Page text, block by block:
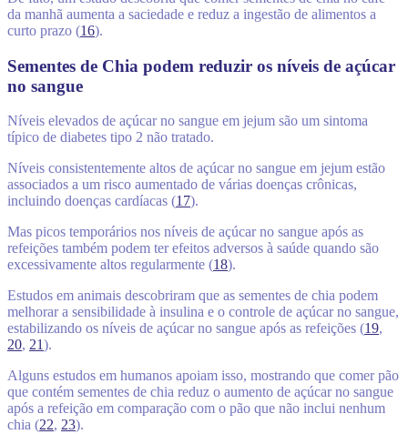
da manhã aumenta a saciedade e reduz a ingestão de alimentos a
curto prazo (16).
Sementes de Chia podem reduzir os níveis de açúcar
no sangue
Níveis elevados de açúcar no sangue em jejum são um sintoma
típico de diabetes tipo 2 não tratado.
Níveis consistentemente altos de açúcar no sangue em jejum estão
associados a um risco aumentado de várias doenças crônicas,
incluindo doenças cardíacas (17).
Mas picos temporários nos níveis de açúcar no sangue após as
refeições também podem ter efeitos adversos à saúde quando são
excessivamente altos regularmente (18).
Estudos em animais descobriram que as sementes de chia podem
melhorar a sensibilidade à insulina e o controle de açúcar no sangue,
estabilizando os níveis de açúcar no sangue após as refeições (19,
20, 21).
Alguns estudos em humanos apoiam isso, mostrando que comer pão
que contém sementes de chia reduz o aumento de açúcar no sangue
após a refeição em comparação com o pão que não inclui nenhum
chia (22, 23).